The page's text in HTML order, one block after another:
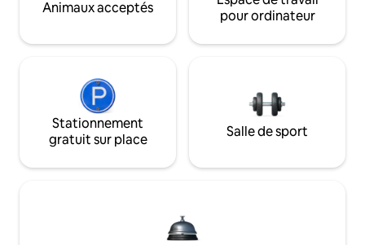
Animaux acceptés
pour ordinateur
Stationnement
gratuit sur place
Salle de sport